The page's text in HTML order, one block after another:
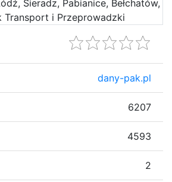
dany-pak.pl
6207
4593
2